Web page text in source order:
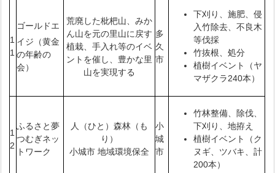
1
1
ゴールドエ
イジ（黄金
の年齢の
会）
荒廃した枇杷山、みか
ん山を元の里山に戻す
植栽、手入れ等のイベ
ントを催し、豊かな里
山を実現する
多
久
市
下刈り、施肥、侵
入竹除去、不良木
等伐採
竹抜根、処分
植樹イベント（ヤ
マザクラ240本）
1
2
ふるさと夢
つむぎネッ
トワーク
人（ひと）森林（も
り）
小城市 地域環境保全
小
城
市
竹林整備、除伐、
下刈り、地拵え
植樹イベント（ク
ヌギ、ツバキ、計
200本）